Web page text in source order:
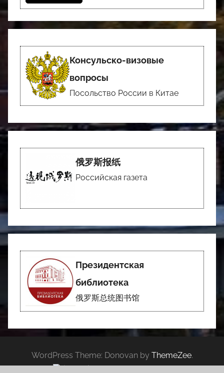
Консульско-визовые
вопросы
Посольство России в Китае
俄罗斯报纸
Российская газета
Президентская
библиотека
俄罗斯总统图书馆
WordPress Theme: Donovan by ThemeZee.